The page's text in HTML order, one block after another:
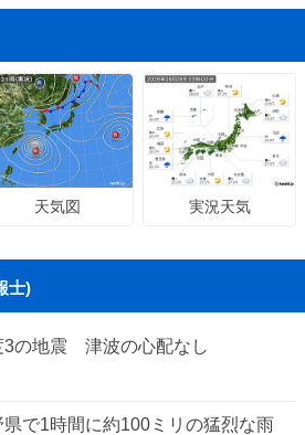
天気図 実況天気
士)
3の地震 津波の心配なし
県で1時間に約100ミリの猛烈な雨